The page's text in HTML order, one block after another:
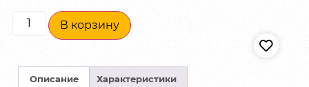
В корзину
Описание Характеристики